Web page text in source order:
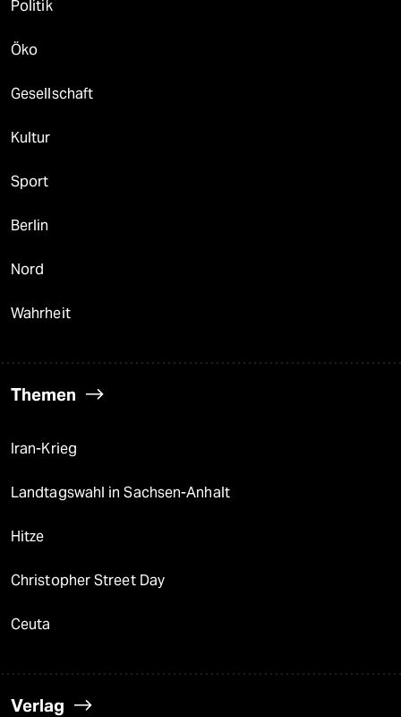
Politik
Öko
Gesellschaft
Kultur
Sport
Berlin
Nord
Wahrheit
Themen
Iran-Krieg
Landtagswahl in Sachsen-Anhalt
Hitze
Christopher Street Day
Ceuta
Verlag